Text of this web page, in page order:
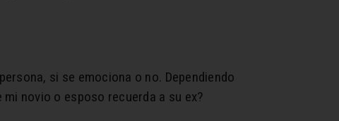
si se emociona o no. Dependiendo
novio o esposo recuerda a su ex?